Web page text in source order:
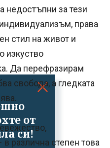
от
си!
недостъпни за тези
права
стил на живот и
изкуство
Да перефразирам
свобода, а гледката
различна степен това